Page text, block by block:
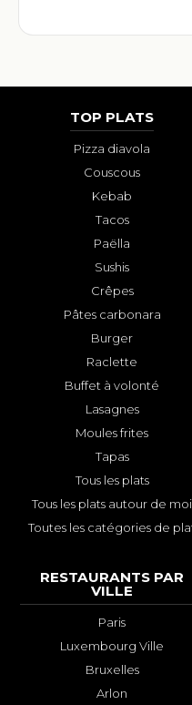
TOP PLATS
Pizza diavola
Couscous
Kebab
Tacos
Paëlla
Sushis
Crêpes
Pâtes carbonara
Burger
Raclette
Buffet à volonté
Lasagnes
Moules frites
Tapas
Tous les plats
Tous les plats autour de moi
Toutes les catégories de
RESTAURANTS PAR
VILLE
Paris
Luxembourg Ville
Bruxelles
Arlon